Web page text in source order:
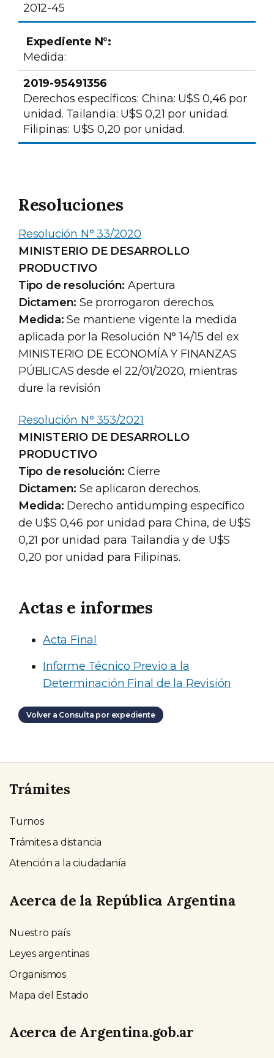
2012-45
Medida:
Derechos específicos: China: U$S 0,46 por
unidad. Tailandia: U$S 0,21 por unidad.
Filipinas: U$S 0,20 por unidad.
Resoluciones
Resolución N° 33/2020
MINISTERIO DE DESARROLLO
PRODUCTIVO
Tipo de resolución: Apertura
Dictamen: Se prorrogaron derechos.
Medida: Se mantiene vigente la medida
aplicada por la Resolución N° 14/15 del ex
MINISTERIO DE ECONOMÍA Y FINANZAS
PÚBLICAS desde el 22/01/2020, mientras
dure la revisión
Resolución N° 353/2021
MINISTERIO DE DESARROLLO
PRODUCTIVO
Tipo de resolución: Cierre
Dictamen: Se aplicaron derechos.
Medida: Derecho antidumping específico
de U$S 0,46 por unidad para China, de U$S
0,21 por unidad para Tailandia y de U$S
0,20 por unidad para Filipinas.
Actas e informes
Acta Final
Informe Técnico Previo a la
Determinación Final de la Revisión
Volver a Consulta por expediente
Trámites
Turnos
Trámites a distancia
Atención a la ciudadanía
Acerca de la República Argentina
Nuestro país
Leyes argentinas
Organismos
Mapa del Estado
Acerca de Argentina.gob.ar